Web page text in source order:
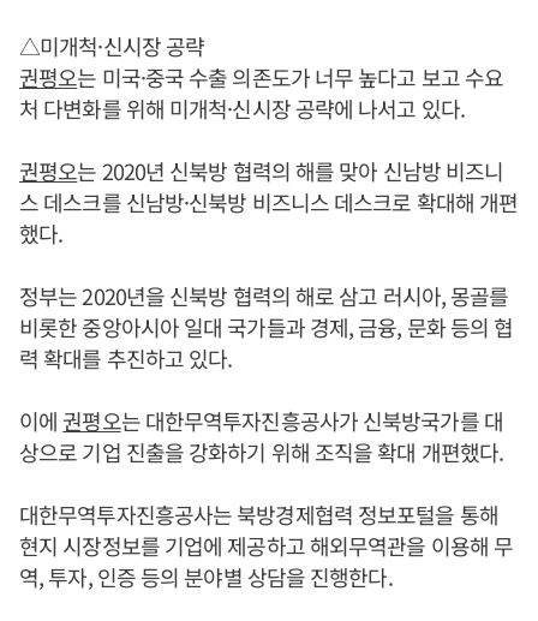
△미개척·신시장 공략
권평오는 미국·중국 수출 의존도가 너무 높다고 보고 수요
처 다변화를 위해 미개척·신시장 공략에 나서고 있다.
권평오는 2020년 신북방 협력의 해를 맞아 신남방 비즈니
스 데스크를 신남방·신북방 비즈니스 데스크로 확대해 개편
했다.
정부는 2020년을 신북방 협력의 해로 삼고 러시아, 몽골를
비롯한 중앙아시아 일대 국가들과 경제, 금융, 문화 등의 협
력 확대를 추진하고 있다.
이에 권평오는 대한무역투자진흥공사가 신북방국가를 대
상으로 기업 진출을 강화하기 위해 조직을 확대 개편했다.
대한무역투자진흥공사는 북방경제협력 정보포털을 통해
현지 시장정보를 기업에 제공하고 해외무역관을 이용해 무
역, 투자, 인증 등의 분야별 상담을 진행한다.